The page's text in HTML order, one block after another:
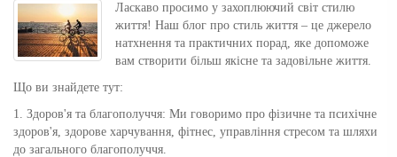
Ласкаво просимо у захоплюючий світ стилю
життя! Наш блог про стиль життя – це джерело
натхнення та практичних порад, яке допоможе
вам створити більш якісне та задовільне життя.
Що ви знайдете тут:
1. Здоров'я та благополуччя: Ми говоримо про фізичне та психічне
здоров'я, здорове харчування, фітнес, управління стресом та шляхи
до загального благополуччя.